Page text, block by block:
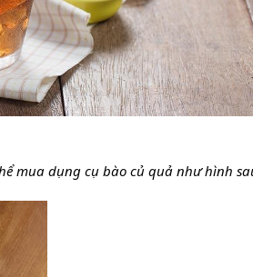
mua dụng cụ bào củ quả như hình